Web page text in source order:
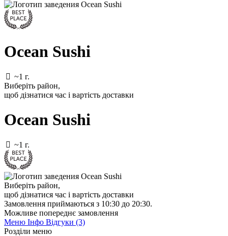
Ocean Sushi
~1 г.
Виберіть район,
щоб дізнатися час і вартість доставки
Ocean Sushi
~1 г.
Виберіть район,
щоб дізнатися час і вартість доставки
Замовлення приймаються з 10:30 до 20:30.
Можливе попереднє замовлення
Меню Інфо Відгуки (3)
Розділи меню